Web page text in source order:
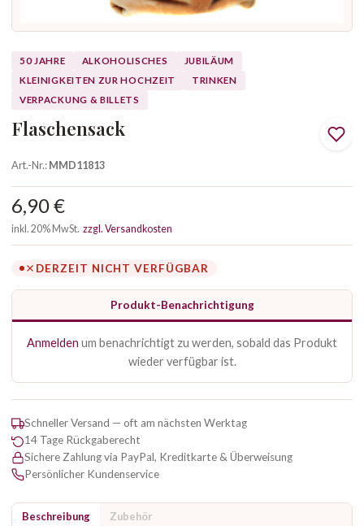
50 JAHRE ALKOHOLISCHES
JUBILÄUM
KLEINIGKEITEN ZUR HOCHZEIT
TRINKEN
VERPACKUNG & BILLETS
Flaschensack
Art.-Nr.:MMD11813
6,90 €
inkl. 20% MwSt. zzgl. Versandkosten
DERZEIT NICHT VERFÜGBAR
Produkt-Benachrichtigung
Anmelden um benachrichtigt zu werden, sobald das Produkt
wieder verfügbar ist.
Schneller Versand — oft am nächsten Werktag
14 Tage Rückgaberecht
Sichere Zahlung via PayPal, Kreditkarte & Überweisung
Persönlicher Kundenservice
Beschreibung Zubehör